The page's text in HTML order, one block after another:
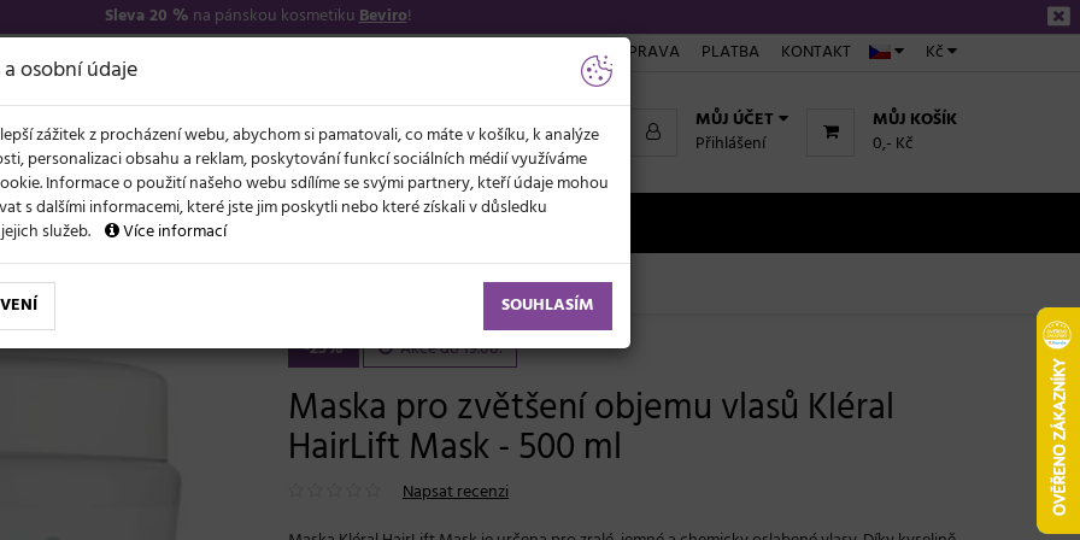
Sleva 20 % na pánskou kosmetikuBeviro!
Kč
DOPRAVA PLATBA KONTAKT
MŮJ KOŠÍK
0,- Kč
MŮJ ÚČET
Přihlášení
NOVĚ LÉTO A VLASY AKCE
objemu Maska pro zvětšení objemu vlasů Kléral HairLift Mask - 500 ml
-25% Akce do 19.08.
Maska pro zvětšení objemu vlasů Kléral
HairLift Mask - 500 ml
Napsat recenzi
osobní údaje
zážitek z procházení webu, abychom si pamatovali, co máte v košíku, k analýze
personalizaci obsahu a reklam, poskytování funkcí sociálních médií využíváme
Informace o použití našeho webu sdílíme se svými partnery, kteří údaje mohou
s dalšími informacemi, které jste jim poskytli nebo které získali v důsledku
služeb.
Více informací
SOUHLASÍM